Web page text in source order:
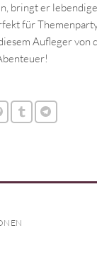
bringt er
für
Aufleger von